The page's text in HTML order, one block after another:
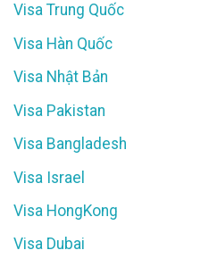
Visa Trung Quốc
Visa Hàn Quốc
Visa Nhật Bản
Visa Pakistan
Visa Bangladesh
Visa Israel
Visa HongKong
Visa Dubai